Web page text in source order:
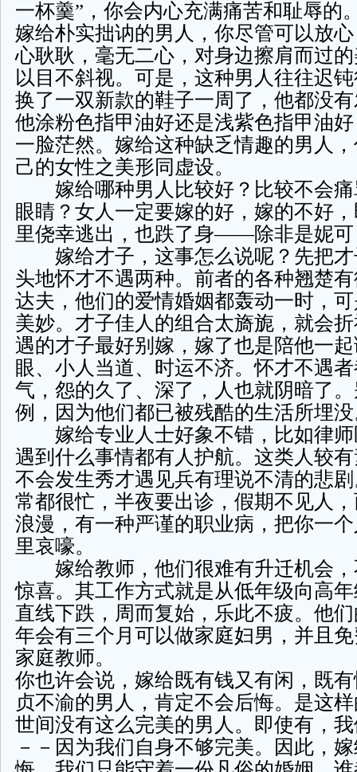
一杯羹”，你会内心充满痛苦和耻辱的
嫁给朴实拙讷的男人，你尽管可以放
心耿耿，毫无二心，对身边擦肩而过
以目不斜视。可是，这种男人往往迟
换了一双新款的鞋子一周了，他都没
他涂粉色指甲油好还是浅紫色指甲油
一脸茫然。嫁给这种缺乏情趣的男人
己的女性之美形同虚设。
嫁给哪种男人比较好？比较不会痛
眼睛？女人一定要嫁的好，嫁的不好
里侥幸逃出，也跌了身——除非是妮可
嫁给才子，这事怎么说呢？先把才
头地怀才不遇两种。前者的各种翘楚
达夫，他们的爱情婚姻都轰动一时，
美妙。才子佳人的组合太旖旎，就会
遇的才子最好别嫁，嫁了也是陪他一
眼、小人当道、时运不济。怀才不遇
气，怨的久了、深了，人也就阴暗了
例，因为他们都已被残酷的生活所埋
嫁给专业人士好象不错，比如律师
遇到什么事情都有人护航。这类人较
不会发生秀才遇见兵有理说不清的悲
常都很忙，半夜要出诊，假期不见人
浪漫，有一种严谨的职业病，把你一
里哀嚎。
嫁给教师，他们很难有升迁机会，
惊喜。其工作方式就是从低年级向高
直线下跌，周而复始，乐此不疲。他
年会有三个月可以做家庭妇男，并且
家庭教师。
你也许会说，嫁给既有钱又有闲，既
贞不渝的男人，肯定不会后悔。是这
世间没有这么完美的男人。即使有，
－－因为我们自身不够完美。因此，